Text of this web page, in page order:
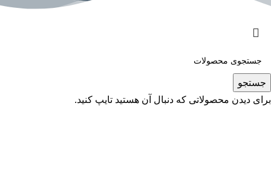
جستجو
برای دیدن محصولاتی که دنبال آن هستید تایپ کنید.